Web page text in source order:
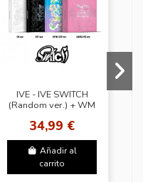
IVE - IVE SWITCH
(Random ver.) + WM
34,99 €
Añadir al
carrito